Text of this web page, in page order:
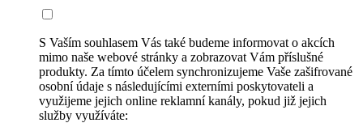
S Vaším souhlasem Vás také budeme informovat o akcích
mimo naše webové stránky a zobrazovat Vám příslušné
produkty. Za tímto účelem synchronizujeme Vaše zašifrované
osobní údaje s následujícími externími poskytovateli a
využijeme jejich online reklamní kanály, pokud již jejich
služby využíváte: